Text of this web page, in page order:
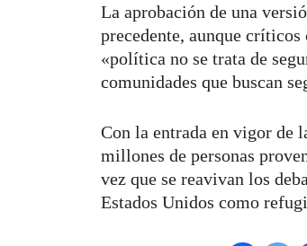
La aprobación de una
precedente, aunque críticos
«política no se trata de
comunidades que buscan
Con la entrada en vigor de
millones de personas
vez que se reavivan los
Estados Unidos como